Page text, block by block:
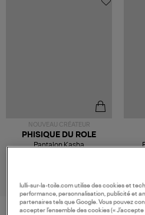
NOUVEAU CRÉATEUR
PHISIQUE DU ROLE
Pantalon Kasha
lulli-sur-la-toile.com utilise des cookies et
performance, personnalisation, publicité et
partenaires tels que Google. Vous pouvez
accepter l’ensemble des cookies («